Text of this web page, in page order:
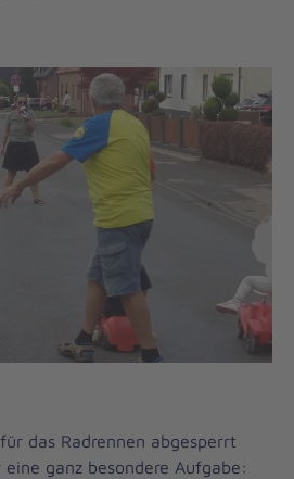
das Radrennen abgesperrt
ganz besondere Aufgabe: